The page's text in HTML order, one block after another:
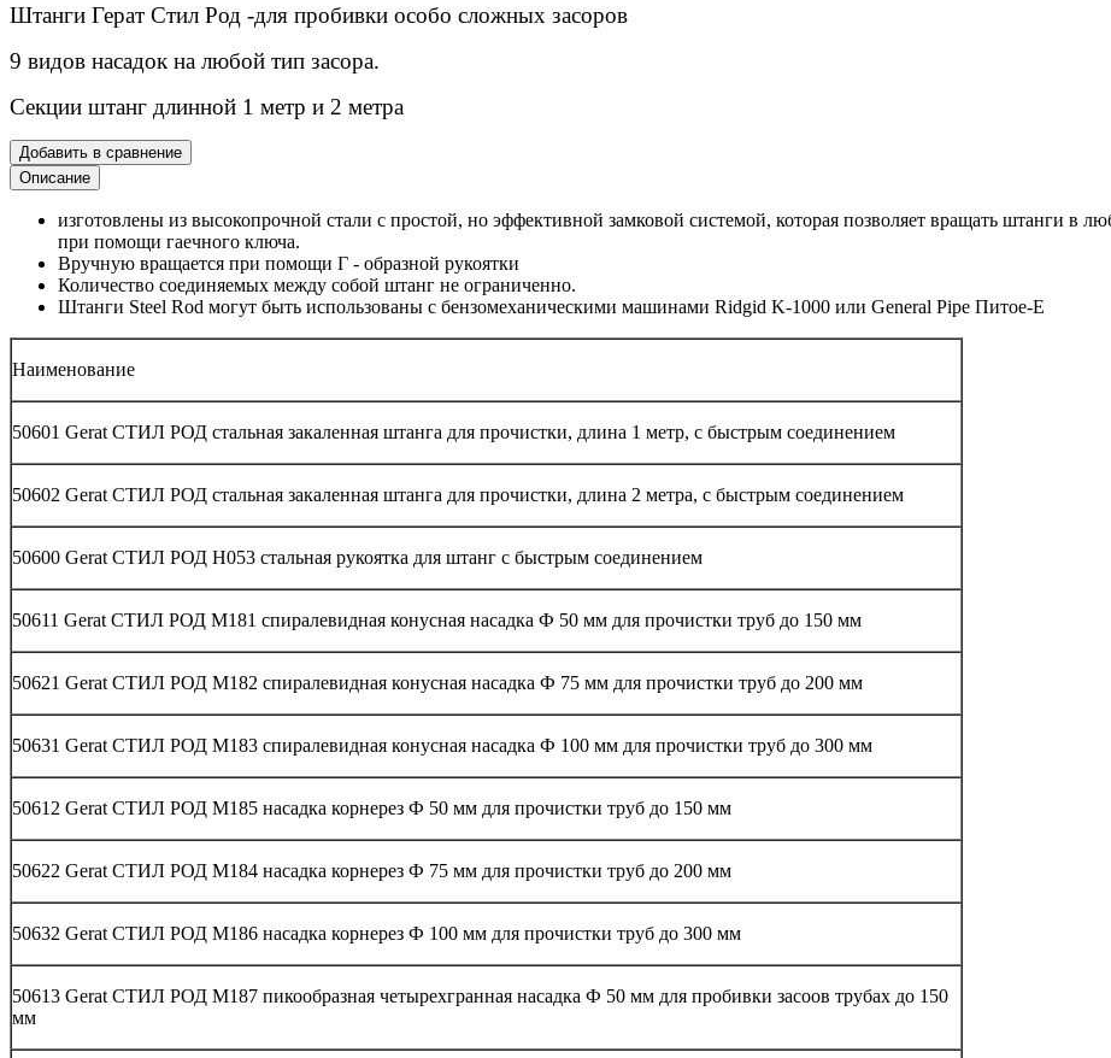
Штанги Герат Стил Род -для пробивки особо сложных засоров
9 видов насадок на любой тип засора.
Секции штанг длинной 1 метр и 2 метра
Добавить в сравнение
Описание
изготовлены из высокопрочной стали с простой, но эффективной замковой системой, которая позволяет вращать штанги в
при помощи гаечного ключа.
Вручную вращается при помощи Г - образной рукоятки
Количество соединяемых между собой штанг не ограниченно.
Штанги Steel Rod могут быть использованы с бензомеханическими машинами Ridgid K-1000 или General Pipe Питое-Е
Наименование
50601 Gerat СТИЛ РОД стальная закаленная штанга для прочистки, длина 1 метр, с быстрым соединением
50602 Gerat СТИЛ РОД стальная закаленная штанга для прочистки, длина 2 метра, с быстрым соединением
50600 Gerat СТИЛ РОД H053 стальная рукоятка для штанг с быстрым соединением
50611 Gerat СТИЛ РОД M181 спиралевидная конусная насадка Ф 50 мм для прочистки труб до 150 мм
50621 Gerat СТИЛ РОД M182 спиралевидная конусная насадка Ф 75 мм для прочистки труб до 200 мм
50631 Gerat СТИЛ РОД M183 спиралевидная конусная насадка Ф 100 мм для прочистки труб до 300 мм
50612 Gerat СТИЛ РОД M185 насадка корнерез Ф 50 мм для прочистки труб до 150 мм
50622 Gerat СТИЛ РОД M184 насадка корнерез Ф 75 мм для прочистки труб до 200 мм
50632 Gerat СТИЛ РОД M186 насадка корнерез Ф 100 мм для прочистки труб до 300 мм
50613 Gerat СТИЛ РОД M187 пикообразная четырехгранная насадка Ф 50 мм для пробивки засоов трубах до 150
мм